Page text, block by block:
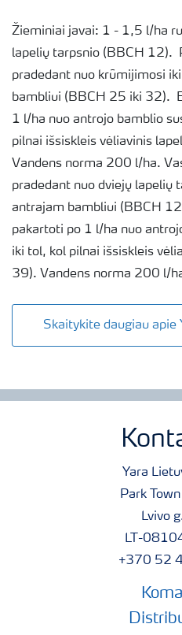
Žieminiai javai: 1 - 1,5 l/ha
lapelių tarpsnio (BBCH 12).
pradedant nuo krūmijimosi
bambliui (BBCH 25 iki 32).
1 l/ha nuo antrojo bamblio
pilnai išsiskleis vėliavinis
Vandens norma 200 l/ha.
pradedant nuo dviejų lapelių
antrajam bambliui (BBCH
pakartoti po 1 l/ha nuo
iki tol, kol pilnai išsiskleis
39). Vandens norma 200 l/
Skaitykite daugiau apie
Yara
Park
Lvivo
LT-
+370 52